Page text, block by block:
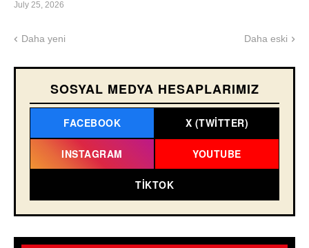
July 25, 2026
Daha yeni Daha eski
SOSYAL MEDYA HESAPLARIMIZ
FACEBOOK X (TWITTER)
INSTAGRAM YOUTUBE
TIKTOK